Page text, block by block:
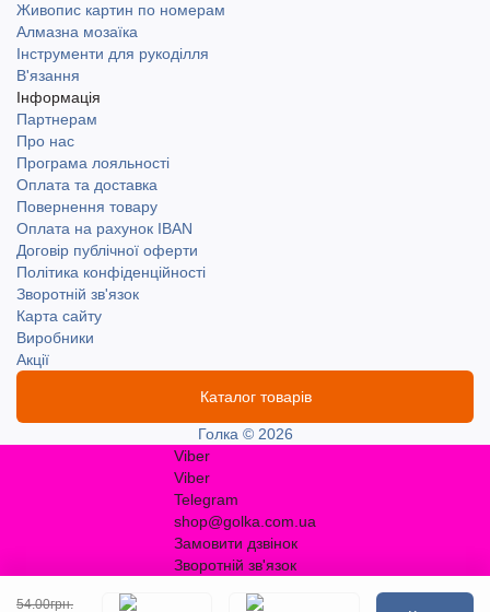
54.00грн.
Живопис картин по номерам
Алмазна мозаїка
Інструменти для рукоділля
В'язання
Інформація
Партнерам
Про нас
Програма лояльності
Оплата та доставка
Повернення товару
Оплата на рахунок IBAN
Договір публічної оферти
Політика конфіденційності
Зворотній зв'язок
Карта сайту
Виробники
Акції
Каталог товарів
Голка © 2026
Viber
Viber
Telegram
shop@golka.com.ua
Замовити дзвінок
Зворотній зв'язок